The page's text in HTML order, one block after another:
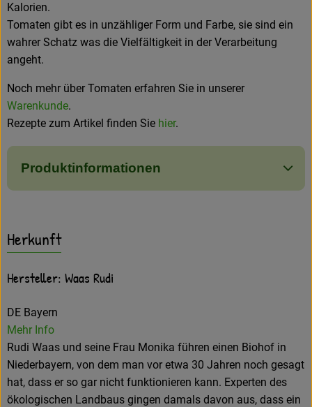
Kalorien.
Tomaten gibt es in unzähliger Form und Farbe, sie sind ein
wahrer Schatz was die Vielfältigkeit in der Verarbeitung
angeht.
Noch mehr über Tomaten erfahren Sie in unserer
Warenkunde.
Rezepte zum Artikel finden Sie hier.
Produktinformationen
Herkunft
Hersteller: Waas Rudi
DE Bayern
Mehr Info
Rudi Waas und seine Frau Monika führen einen Biohof in
Niederbayern, von dem man vor etwa 30 Jahren noch gesagt
hat, dass er so gar nicht funktionieren kann. Experten des
ökologischen Landbaus gingen damals davon aus, dass ein